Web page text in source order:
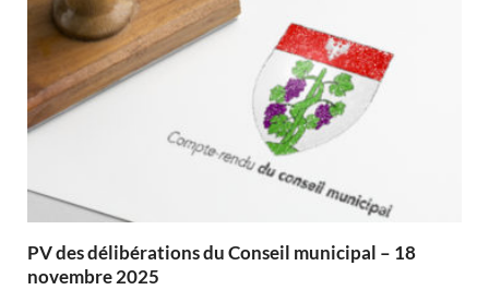
PV des délibérations du Conseil municipal – 18
novembre 2025